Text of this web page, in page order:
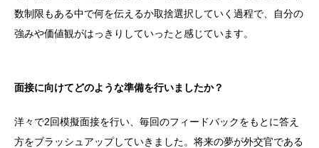
数制限もある中で何を伝えるか取捨選択していく過程で、自分の
強みや価値観がはっきりしていったと感じています。
面接に向けてどのような準備を行いましたか？
洋々で2回模擬面接を行い、毎回のフィードバックをもとに答え
方をブラッシュアップしていきました。将来の夢が外交官である